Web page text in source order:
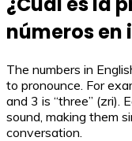
números en
The numbers in
to pronounce. For
and 3 is “three” (zri).
sound, making them
conversation.